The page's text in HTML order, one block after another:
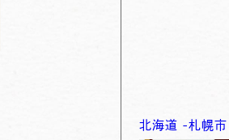
北海道 -札幌市